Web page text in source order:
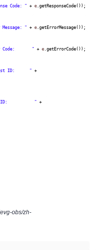
Code: " + e .getResponseCode());
" + e .getErrorMessage());
Code: " + e .getErrorCode());
ID: " +
ID: " +
obs/zh-